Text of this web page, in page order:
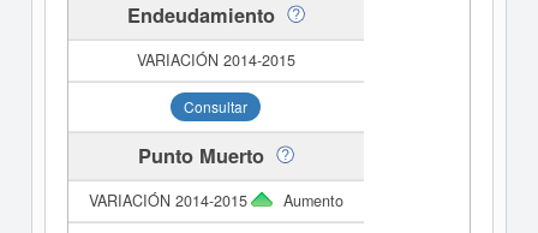
Endeudamiento
Consultar
Punto Muerto
Aumento